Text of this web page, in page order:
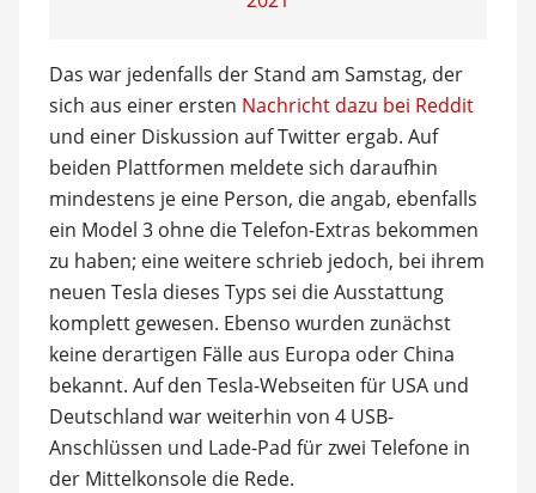
Das war jedenfalls der Stand am Samstag, der
sich aus einer ersten Nachricht dazu bei Reddit
und einer Diskussion auf Twitter ergab. Auf
beiden Plattformen meldete sich daraufhin
mindestens je eine Person, die angab, ebenfalls
ein Model 3 ohne die Telefon-Extras bekommen
zu haben; eine weitere schrieb jedoch, bei ihrem
neuen Tesla dieses Typs sei die Ausstattung
komplett gewesen. Ebenso wurden zunächst
keine derartigen Fälle aus Europa oder China
bekannt. Auf den Tesla-Webseiten für USA und
Deutschland war weiterhin von 4 USB-
Anschlüssen und Lade-Pad für zwei Telefone in
der Mittelkonsole die Rede.